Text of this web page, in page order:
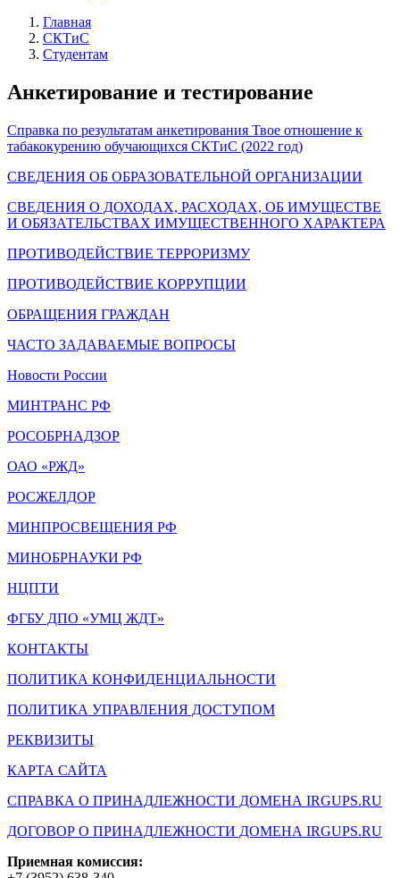
Главная
СКТиС
Студентам
Анкетирование и тестирование
Справка по результатам анкетирования Твое отношение к
табакокурению обучающихся СКТиС (2022 год)
СВЕДЕНИЯ ОБ ОБРАЗОВАТЕЛЬНОЙ ОРГАНИЗАЦИИ
СВЕДЕНИЯ О ДОХОДАХ, РАСХОДАХ, ОБ ИМУЩЕСТВЕ
И ОБЯЗАТЕЛЬСТВАХ ИМУЩЕСТВЕННОГО ХАРАКТЕРА
ПРОТИВОДЕЙСТВИЕ ТЕРРОРИЗМУ
ПРОТИВОДЕЙСТВИЕ КОРРУПЦИИ
ОБРАЩЕНИЯ ГРАЖДАН
ЧАСТО ЗАДАВАЕМЫЕ ВОПРОСЫ
Новости России
МИНТРАНС РФ
РОСОБРНАДЗОР
ОАО «РЖД»
РОСЖЕЛДОР
МИНПРОСВЕЩЕНИЯ РФ
МИНОБРНАУКИ РФ
НЦПТИ
ФГБУ ДПО «УМЦ ЖДТ»
КОНТАКТЫ
ПОЛИТИКА КОНФИДЕНЦИАЛЬНОСТИ
ПОЛИТИКА УПРАВЛЕНИЯ ДОСТУПОМ
РЕКВИЗИТЫ
КАРТА САЙТА
СПРАВКА О ПРИНАДЛЕЖНОСТИ ДОМЕНА IRGUPS.RU
ДОГОВОР О ПРИНАДЛЕЖНОСТИ ДОМЕНА IRGUPS.RU
Приемная комиссия: